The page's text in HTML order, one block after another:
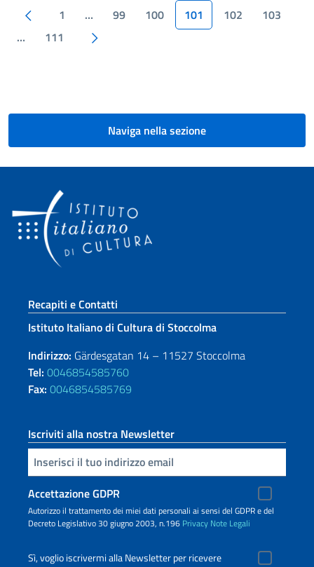
Paginazione
Pagina precedente
1 … 99 100 101 102
103
…
111 Pagina successiva
Naviga nella sezione
Sezione footer
Recapiti e Contatti
Istituto Italiano di Cultura di Stoccolma
Indirizzo: Gärdesgatan 14 – 11527 Stoccolma
Tel: 0046854585760
Fax: 0046854585769
Iscriviti alla nostra Newsletter
Inserisci la tua email
Accettazione GDPR
Autorizzo il trattamento dei miei dati personali ai sensi del GDPR e del
Decreto Legislativo 30 giugno 2003, n.196 Privacy Note Legali
Sì, voglio iscrivermi alla Newsletter per ricevere